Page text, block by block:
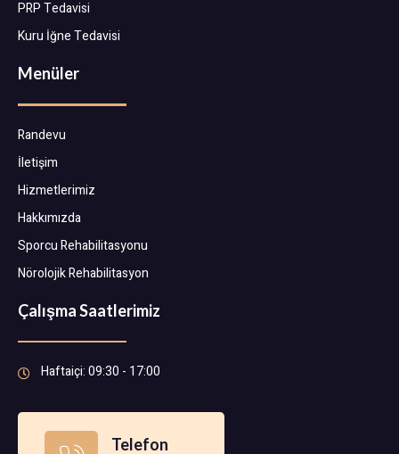
PRP Tedavisi
Kuru İğne Tedavisi
Menüler
Randevu
İletişim
Hizmetlerimiz
Hakkımızda
Sporcu Rehabilitasyonu
Nörolojik Rehabilitasyon
Çalışma Saatlerimiz
Haftaiçi: 09:30 - 17:00
Telefon